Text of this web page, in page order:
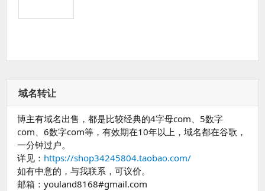
域名转让
博主有域名出售，都是比较经典的4字母com、5数字
com、6数字com等，有效期在10年以上，域名都在谷歌，
一分钟过户。
详见： https://shop34245804.taobao.com/
如有中意的，与我联系，可议价。
邮箱：youland8168#gmail.com